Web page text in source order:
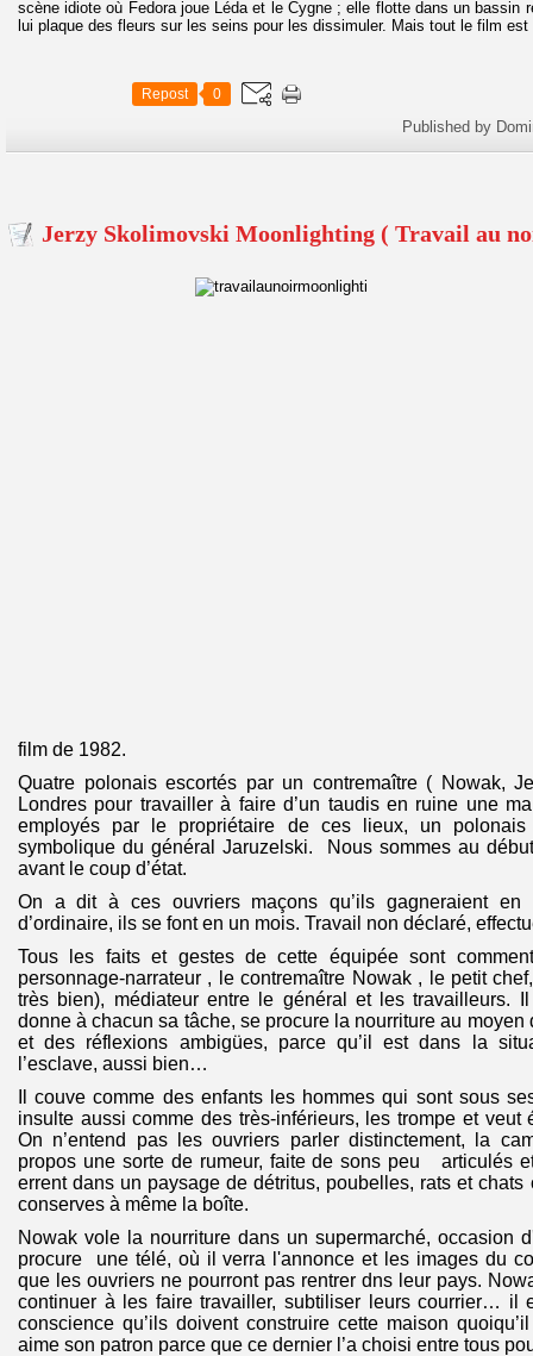
scène idiote où Fedora joue Léda et le Cygne ; elle flotte dans un bassin
lui plaque des fleurs sur les seins pour les dissimuler. Mais tout le film est
Repost 0
Published by
Jerzy Skolimovski Moonlighting ( Travail au
film de 1982.
Quatre polonais escortés par un contremaître ( Nowak,
Londres pour travailler à faire d’un taudis en ruine une
employés par le propriétaire de ces lieux, un polonais
symbolique du général Jaruzelski. Nous sommes au
avant le coup d’état.
On a dit à ces ouvriers maçons qu’ils gagneraient en
d’ordinaire, ils se font en un mois. Travail non déclaré,
Tous les faits et gestes de cette équipée sont
personnage-narrateur , le contremaître Nowak , le petit
très bien), médiateur entre le général et les travailleurs.
donne à chacun sa tâche, se procure la nourriture au moyen
et des réflexions ambigües, parce qu’il est dans la
l’esclave, aussi bien…
Il couve comme des enfants les hommes qui sont sous
insulte aussi comme des très-inférieurs, les trompe et veut
On n’entend pas les ouvriers parler distinctement, la
propos une sorte de rumeur, faite de sons peu articulés
errent dans un paysage de détritus, poubelles, rats et chats
conserves à même la boîte.
Nowak vole la nourriture dans un supermarché, occasion
procure une télé, où il verra l'annonce et les images du
que les ouvriers ne pourront pas rentrer dns leur pays.
continuer à les faire travailler, subtiliser leurs courrier… il
conscience qu’ils doivent construire cette maison
aime son patron parce que ce dernier l’a choisi entre tous